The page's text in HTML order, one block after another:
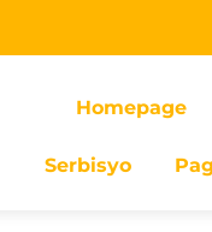
Homepage
Serbisyo